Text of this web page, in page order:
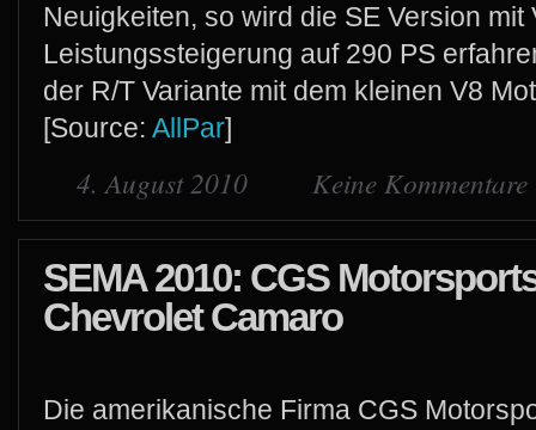
Neuigkeiten, so wird die SE Version mit
Leistungssteigerung auf 290 PS
der R/T Variante mit dem kleinen V8
[Source: AllPar]
4. August 2010 Keine Kommentare
SEMA 2010: CGS
Chevrolet Camaro
Die amerikanische Firma CGS